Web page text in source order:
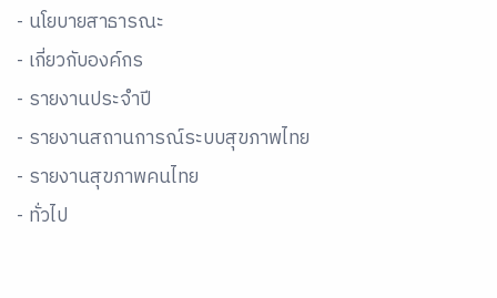
- นโยบายสาธารณะ
- เกี่ยวกับองค์กร
- รายงานประจำปี
- รายงานสถานการณ์ระบบสุขภาพไทย
- รายงานสุขภาพคนไทย
- ทั่วไป